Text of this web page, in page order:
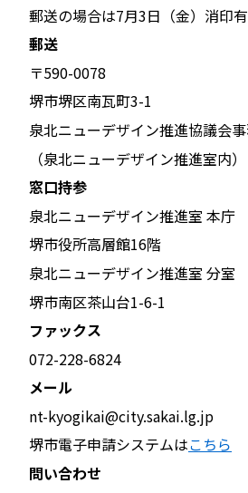
郵送の場合は7月3日（金）消印
郵送
〒590-0078
堺市堺区南瓦町3-1
泉北ニューデザイン推進協議会
（泉北ニューデザイン推進室内）
窓口持参
泉北ニューデザイン推進室 本庁
堺市役所高層館16階
泉北ニューデザイン推進室 分室
堺市南区茶山台1-6-1
ファックス
072-228-6824
メール
nt-kyogikai@city.sakai.lg.jp
堺市電子申請システムはこちら
問い合わせ